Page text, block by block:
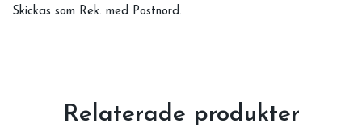
Skickas som Rek. med Postnord.
Relaterade produkter